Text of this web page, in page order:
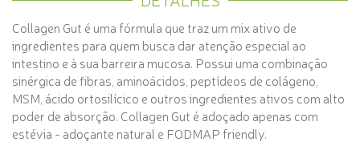
Collagen Gut é uma fórmula que traz um mix ativo de
ingredientes para quem busca dar atenção especial ao
intestino e à sua barreira mucosa. Possui uma combinação
sinérgica de fibras, aminoácidos, peptídeos de colágeno,
MSM, ácido ortosilícico e outros ingredientes ativos com alto
poder de absorção. Collagen Gut é adoçado apenas com
estévia - adoçante natural e FODMAP friendly.